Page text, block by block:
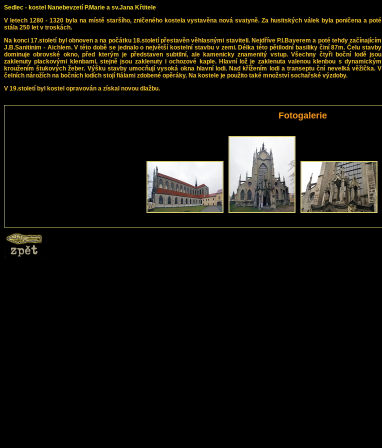
Sedlec - kostel Nanebevzetí P.Marie a sv.Jana Křtitele
V letech 1280 - 1320 byla na místě staršího, zničeného kostela vystavěna nová svatyně. Za husitských válek byla poničena a poté
stála 250 let v troskách.
Na konci 17.století byl obnoven a na počátku 18.století přestavěn věhlasnými staviteli. Nejdříve P.I.Bayerem a poté tehdy začínajícím
J.B.Sanitinim - Aichlem. V této době se jednalo o největší kostelní stavbu v zemi. Délka této pětilodní basiliky činí 87m. Čelu stavby
dominuje obrovské okno, před kterým je představen subtilní, ale kamenicky znamenitý vstup. Všechny čtyři boční lodě jsou
zaklenuty plackovými klenbami, stejně jsou zaklenuty i ochozové kaple. Hlavní lož je zaklenuta valenou klenbou s dynamickým
kroužením štukových žeber. Výšku stavby umocňují vysoká okna hlavní lodi. Nad křížením lodi a transeptu ční nevelká věžička. V
čelních nárožích na bočních lodích stojí fiálami zdobené opěráky. Na kostele je použito také množství sochařské výzdoby.
V 19.století byl kostel opravován a získal novou dlažbu.
Fotogalerie